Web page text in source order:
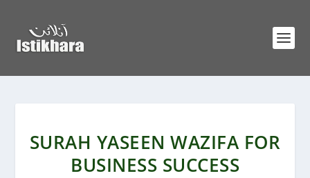
SURAH YASEEN WAZIFA FOR
BUSINESS SUCCESS